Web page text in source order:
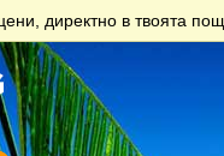
директно в твоята